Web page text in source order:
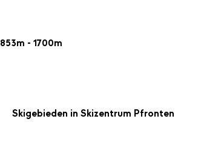
853m - 1700m
Skigebieden in Skizentrum Pfronten